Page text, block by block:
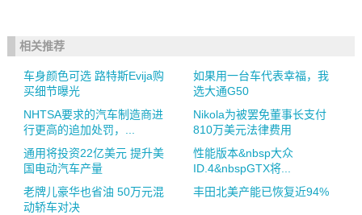
相关推荐
车身颜色可选 路特斯Evija购
买细节曝光
如果用一台车代表幸福，我
选大通G50
NHTSA要求的汽车制造商进
行更高的追加处罚，...
Nikola为被罢免董事长支付
810万美元法律费用
通用将投资22亿美元 提升美
国电动汽车产量
性能版本&nbsp大众
ID.4&nbspGTX将...
老牌儿豪华也省油 50万元混
动轿车对决
丰田北美产能已恢复近94%